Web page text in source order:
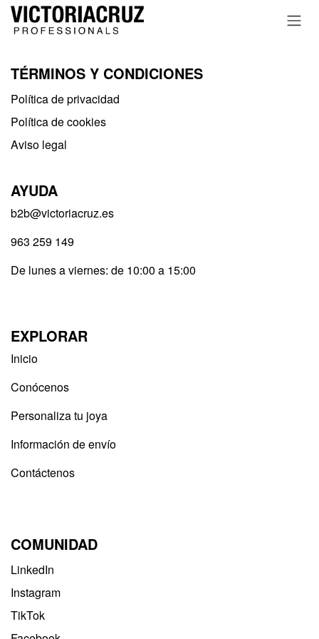
Ir al contenido
TÉRMINOS Y CONDICIONES
Política de privacidad​
Política de cookies
Aviso legal
AYUDA
b2b@victoriacruz.es
963 259 149
De lunes a viernes: de 10:00 a 15:00
EXPLORAR
Inicio
Conócenos
Personaliza tu joya
Información de envío
Contáctenos
COMUNIDAD
LinkedIn
Instagram
TikTok